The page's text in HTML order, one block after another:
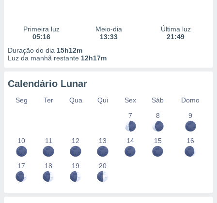
Primeira luz
05:16
Meio-dia
13:33
Última luz
21:49
Duração do dia 15h12m
Luz da manhã restante 12h17m
Calendário Lunar
Seg Ter Qua Qui Sex Sáb
Domo
7
8 9
10 11 12 13 14 15 16
17 18 19 20